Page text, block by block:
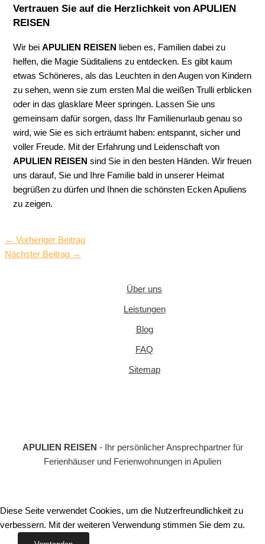
Vertrauen Sie auf die Herzlichkeit von APULIEN
REISEN
Wir beiAPULIEN REISEN
lieben es, Familien dabei zu
helfen, die Magie Süditaliens zu entdecken. Es gibt kaum
etwas Schöneres, als das Leuchten in den Augen von Kindern
zu sehen, wenn sie zum ersten Mal die weißen Trulli erblicken
oder in das glasklare Meer springen. Lassen Sie uns
gemeinsam dafür sorgen, dass Ihr Familienurlaub genau so
wird, wie Sie es sich erträumt haben: entspannt, sicher und
voller Freude. Mit der Erfahrung und Leidenschaft von
APULIEN REISEN sind Sie in den besten Händen. Wir freuen
uns darauf, Sie und Ihre Familie bald in unserer Heimat
begrüßen zu dürfen und Ihnen die schönsten Ecken Apuliens
zu zeigen.
← Vorheriger Beitrag
Nächster Beitrag →
Über uns
Leistungen
Blog
FAQ
Sitemap
APULIEN REISEN - Ihr persönlicher Ansprechpartner für
Ferienhäuser und Ferienwohnungen in Apulien
Diese Seite verwendet Cookies, um die Nutzerfreundlichkeit zu
verbessern. Mit der weiteren Verwendung stimmen Sie dem zu.